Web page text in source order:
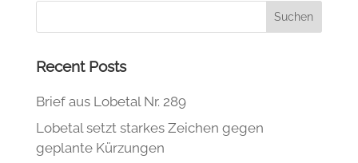
Recent Posts
Brief aus Lobetal Nr. 289
Lobetal setzt starkes Zeichen gegen
geplante Kürzungen